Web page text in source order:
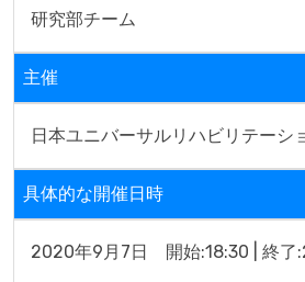
研究部チーム
主催
日本ユニバーサルリハビリテーシ
具体的な開催日時
2020年9月7日　開始:18:30 | 終了